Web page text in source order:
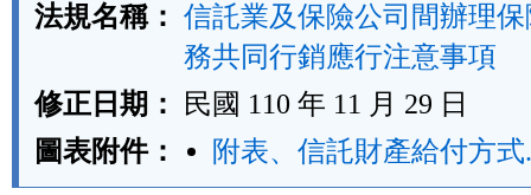
法規名稱： 信託業及保險公司間辦理
務共同行銷應行注意事項
修正日期：
民國 110 年 11 月 29 日
圖表附件：
附表、信託財產給付方式